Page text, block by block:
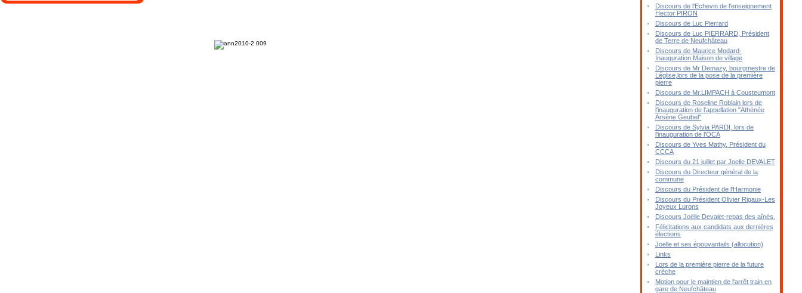
Discours de l'Echevin de l'enseignement
Hector PIRON
Discours de Luc Pierrard
Discours de Luc PIERRARD, Président
de Terre de Neufchâteau
Discours de Maurice Modard-
Inauguration Maison de village
Discours de Mr Demazy, bourgmestre de
Léglise,lors de la pose de la première
pierre
Discours de Mr.LIMPACH à Cousteumont
Discours de Roseline Roblain lors de
l'inauguration de l'appellation "Athénée
Arsène Geubel"
Discours de Sylvia PARDI, lors de
l'inauguration de l'OCA
Discours de Yves Mathy, Président du
CCCA
Discours du 21 juillet par Joelle DEVALET
Discours du Directeur général de la
commune
Discours du Président de l'Harmonie
Discours du Président Olivier Rigaux-Les
Joyeux Lurons
Discours Joëlle Devalet-repas des aînés.
Félicitations aux candidats aux dernières
élections
Joelle et ses épouvantails (allocution)
Links
Lors de la première pierre de la future
crèche
Motion pour le maintien de l'arrêt train en
gare de Neufchâteau